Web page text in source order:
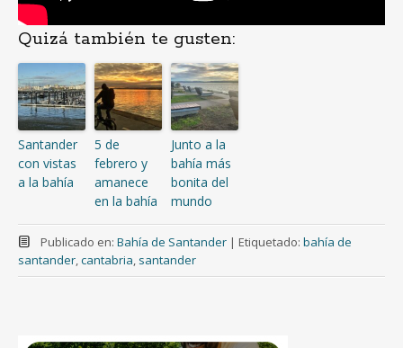
Quizá también te gusten:
Santander
con vistas
a la bahía
5 de
febrero y
amanece
en la bahía
Junto a la
bahía más
bonita del
mundo
Publicado en: Bahía de Santander | Etiquetado: bahía de
santander,cantabria, santander